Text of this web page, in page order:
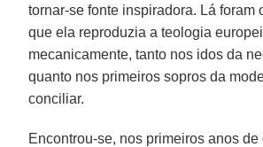
tornar-se fonte inspiradora. Lá foram
que ela reproduzia a teologia
mecanicamente, tanto nos idos da
quanto nos primeiros sopros da
conciliar.
Encontrou-se, nos primeiros anos